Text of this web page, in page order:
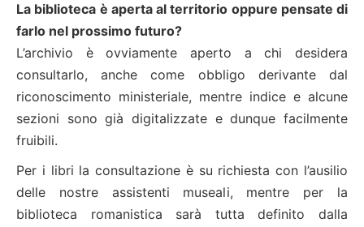
La biblioteca è aperta al territorio oppure pensate di
farlo nel prossimo futuro?
L’archivio è ovviamente aperto a chi desidera
consultarlo, anche come obbligo derivante dal
riconoscimento ministeriale, mentre indice e alcune
sezioni sono già digitalizzate e dunque facilmente
fruibili.
Per i libri la consultazione è su richiesta con l’ausilio
delle nostre assistenti museali, mentre per la
biblioteca romanistica sarà tutta definito dalla